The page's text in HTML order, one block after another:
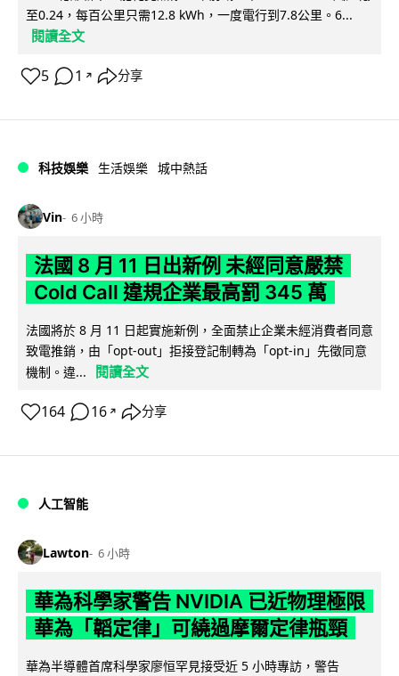
至0.24，每百公里只需12.8 kWh，一度電行到7.8公里。6...
閱讀全文
5 1 ↗ 分享
科技娛樂 生活娛樂 城中熱話
Vin 6 小時
法國 8 月 11 日出新例 未經同意嚴禁
Cold Call 違規企業最高罰 345 萬
法國將於 8 月 11 日起實施新例，全面禁止企業未經消費者同意
致電推銷，由「opt-out」拒接登記制轉為「opt-in」先徵同意
機制。違...
閱讀全文
164 16 ↗ 分享
人工智能
Lawton 6 小時
華為科學家警告 NVIDIA 已近物理極限
華為「韜定律」可繞過摩爾定律瓶頸
華為半導體首席科學家廖恒罕見接受近 5 小時專訪，警告